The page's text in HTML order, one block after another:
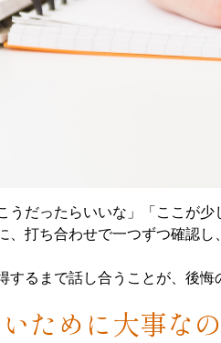
うだったらいいな」「ここが
、打ち合わせで一つずつ確認
するまで話し合うことが、後悔
ために大事な